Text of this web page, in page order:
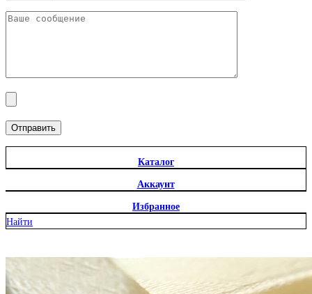
Отправить
Каталог
Аккаунт
Избранное
Найти